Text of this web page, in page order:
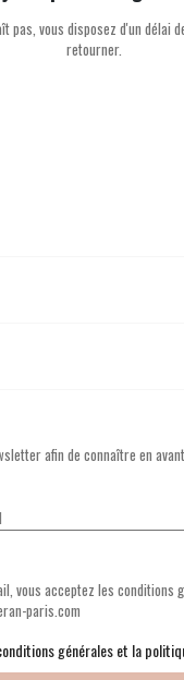
pas, vous disposez d'un délai
retourner.
afin de connaître en
vous acceptez les conditions
paris.com
générales et la